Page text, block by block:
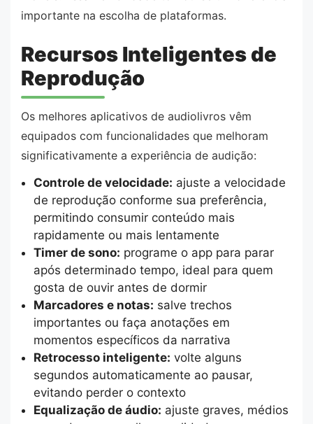
importante na escolha de plataformas.
Recursos Inteligentes de
Reprodução
Os melhores aplicativos de audiolivros vêm
equipados com funcionalidades que melhoram
significativamente a experiência de audição:
Controle de velocidade: ajuste a velocidade
de reprodução conforme sua preferência,
permitindo consumir conteúdo mais
rapidamente ou mais lentamente
Timer de sono: programe o app para parar
após determinado tempo, ideal para quem
gosta de ouvir antes de dormir
Marcadores e notas: salve trechos
importantes ou faça anotações em
momentos específicos da narrativa
Retrocesso inteligente: volte alguns
segundos automaticamente ao pausar,
evitando perder o contexto
Equalização de áudio: ajuste graves, médios